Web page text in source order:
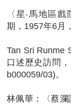
〈星‧馬地區
期，1957年6月
Tan Sri Runme
口述歷史訪問
b000059/03)。
林佩華：〈蔡